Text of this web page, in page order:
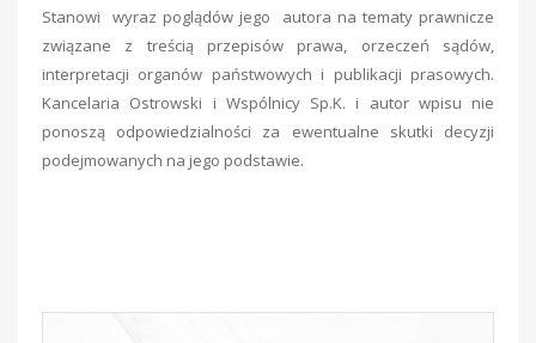
Stanowi wyraz poglądów jego autora na tematy prawnicze
związane z treścią przepisów prawa, orzeczeń sądów,
interpretacji organów państwowych i publikacji prasowych.
Kancelaria Ostrowski i Wspólnicy Sp.K. i autor wpisu nie
ponoszą odpowiedzialności za ewentualne skutki decyzji
podejmowanych na jego podstawie.